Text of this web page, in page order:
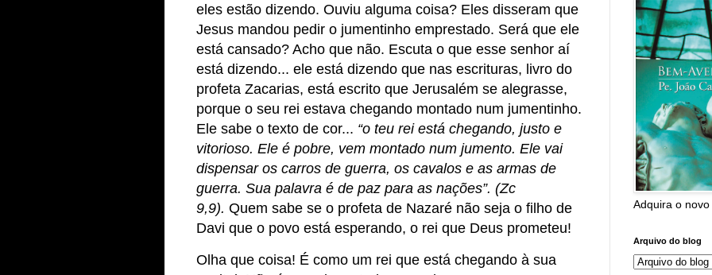
eles estão dizendo. Ouviu alguma coisa? Eles disseram que
Jesus mandou pedir o jumentinho emprestado. Será que ele
está cansado? Acho que não. Escuta o que esse senhor aí
está dizendo... ele está dizendo que nas escrituras, livro do
profeta Zacarias, está escrito que Jerusalém se alegrasse,
porque o seu rei estava chegando montado num jumentinho.
Ele sabe o texto de cor... “o teu rei está chegando, justo e
vitorioso. Ele é pobre, vem montado num jumento. Ele vai
dispensar os carros de guerra, os cavalos e as armas de
guerra. Sua palavra é de paz para as nações”. (Zc
9,9). Quem sabe se o profeta de Nazaré não seja o filho de
Davi que o povo está esperando, o rei que Deus prometeu!
Olha que coisa! É como um rei que está chegando à sua
Adquira o
Arquivo do blog